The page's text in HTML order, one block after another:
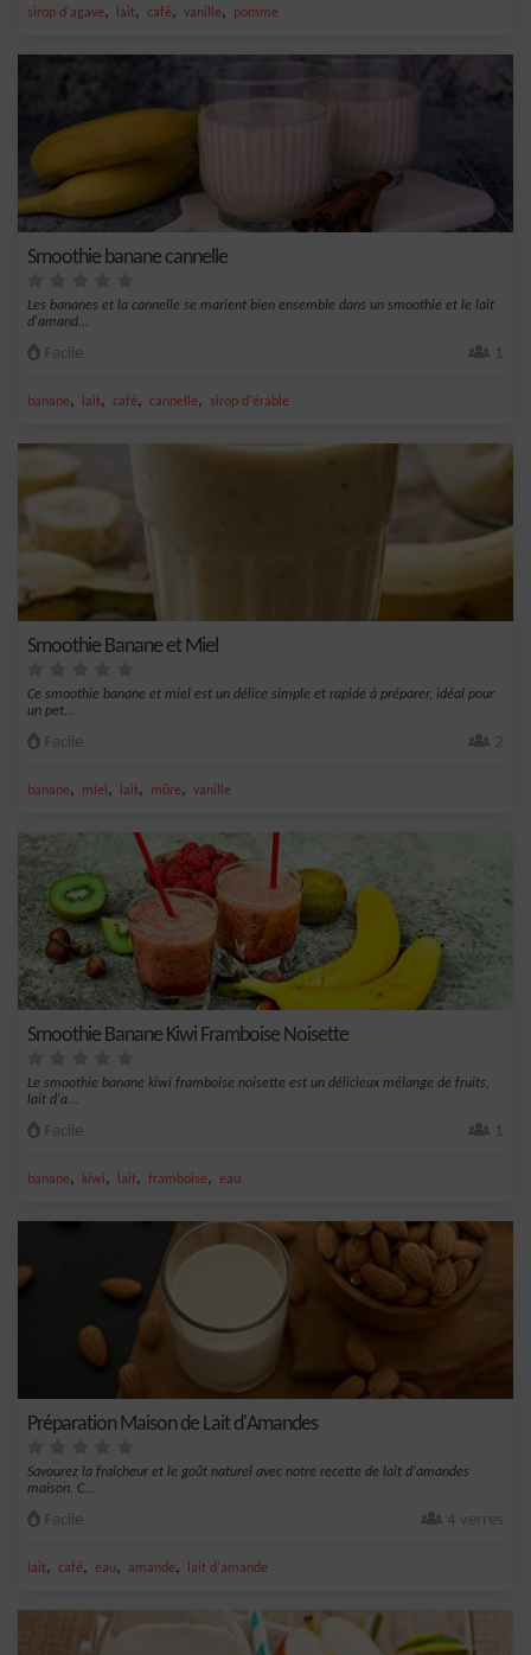
sirop d'agave, lait, café, vanille, pomme
Smoothie banane cannelle
Les bananes et la cannelle se marient bien ensemble dans un smoothie et le lait
d'amand...
Facile 1
banane, lait, café, cannelle, sirop d'érable
Smoothie Banane et Miel
Ce smoothie banane et miel est un délice simple et rapide à préparer, idéal pour
un pet...
Facile 2
banane, miel , lait, mûre, vanille
Smoothie Banane Kiwi Framboise Noisette
Le smoothie banane kiwi framboise noisette est un délicieux mélange de fruits,
lait d'a...
Facile 1
banane, kiwi, lait, framboise, eau
Préparation Maison de Lait d'Amandes
Savourez la fraîcheur et le goût naturel avec notre recette de lait d'amandes
maison. C...
Facile 4 verres
lait, café, eau, amande, lait d'amande